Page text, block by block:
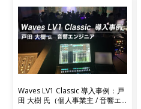
Waves LV1 Classic 導入事例：戸
田 大樹 氏（個人事業主 / 音響エ